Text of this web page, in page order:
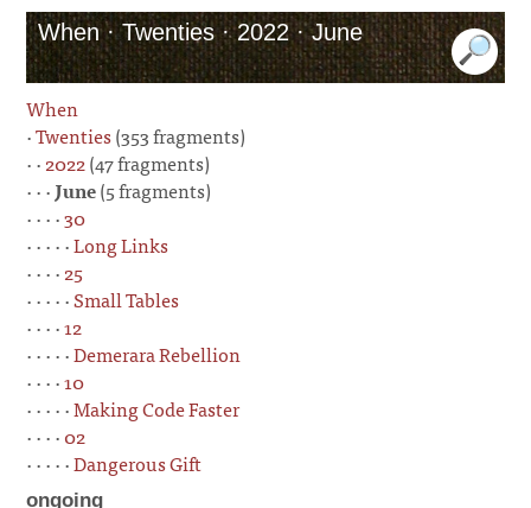
When · Twenties · 2022 · June
When
·Twenties(353 fragments)
· ·2022(47 fragments)
· · ·June(5 fragments)
· · · ·30
· · · · ·Long Links
· · · ·25
· · · · ·Small Tables
· · · ·12
· · · · ·Demerara Rebellion
· · · ·10
· · · · ·Making Code Faster
· · · ·02
· · · · ·Dangerous Gift
ongoing